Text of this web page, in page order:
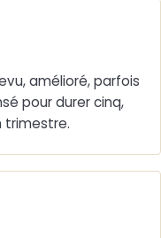
amélioré, parfois
pour durer cinq,
trimestre.